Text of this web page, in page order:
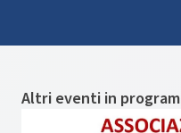
Altri eventi in